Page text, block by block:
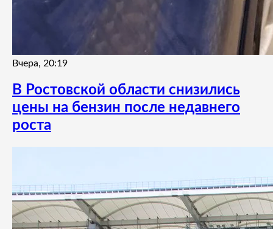
Вчера, 20:19
В Ростовской области снизились
цены на бензин после недавнего
роста